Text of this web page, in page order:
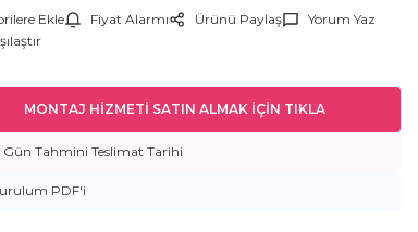
Fiyat Alarmı Ürünü Paylaş
Yorum Yaz
MONTAJ HİZMETİ SATIN ALMAK İÇİN TIKLA
Gün Tahmini Teslimat Tarihi
PDF'i